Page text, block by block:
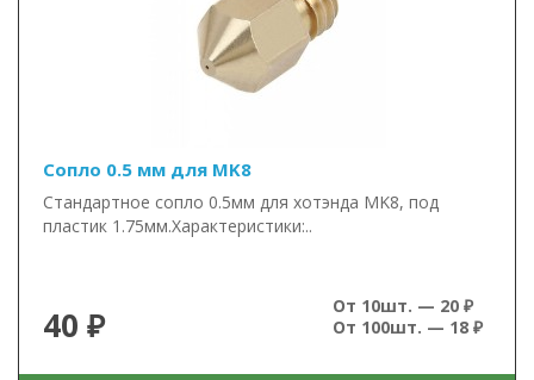
Сопло 0.5 мм для MK8
Стандартное сопло 0.5мм для хотэнда MK8, под
пластик 1.75мм.Характеристики:..
40 ₽
От 10шт. — 20 ₽
От 100шт. — 18 ₽